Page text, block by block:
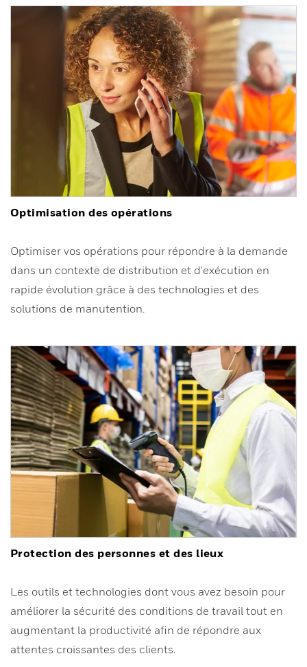
Optimisation des opérations
Optimiser vos opérations pour répondre à la demande
dans un contexte de distribution et d'exécution en
rapide évolution grâce à des technologies et des
solutions de manutention.
Protection des personnes et des lieux
Les outils et technologies dont vous avez besoin pour
améliorer la sécurité des conditions de travail tout en
augmentant la productivité afin de répondre aux
attentes croissantes des clients.